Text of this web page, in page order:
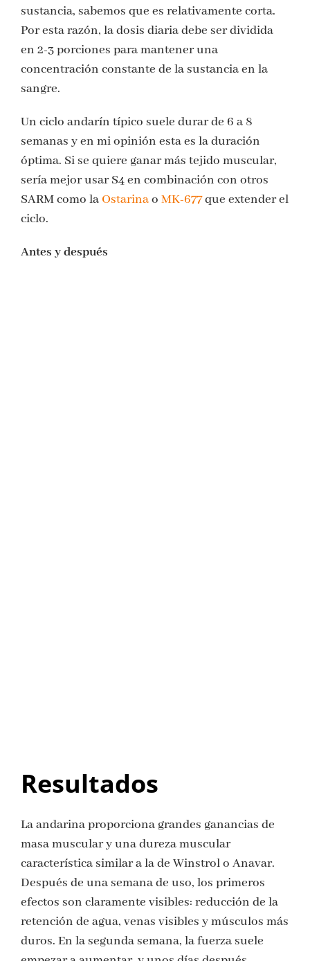
sustancia, sabemos que es relativamente corta.
Por esta razón, la dosis diaria debe ser dividida
en 2-3 porciones para mantener una
concentración constante de la sustancia en la
sangre.
Un ciclo andarín típico suele durar de 6 a 8
semanas y en mi opinión esta es la duración
óptima. Si se quiere ganar más tejido muscular,
sería mejor usar S4 en combinación con otros
SARM como la Ostarinao MK-677que extender el
ciclo.
Antes y después
Resultados
La andarina proporciona grandes ganancias de
masa muscular y una dureza muscular
característica similar a la de Winstrol o Anavar.
Después de una semana de uso, los primeros
efectos son claramente visibles: reducción de la
retención de agua, venas visibles y músculos más
duros. En la segunda semana, la fuerza suele